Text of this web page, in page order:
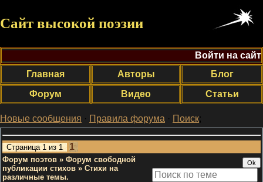
Сайт высокой поэзии
Войти на сайт
Главная
Авторы
Блог
Форум
Видео Статьи
Новые сообщения · Правила форума · Поиск;
Страница 1 из 1 1
Форум поэтов » Форум свободной
публикации стихов » Стихи на
различные темы.